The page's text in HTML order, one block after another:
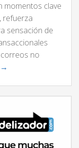
momentos clave
refuerza
sensación de
no
→